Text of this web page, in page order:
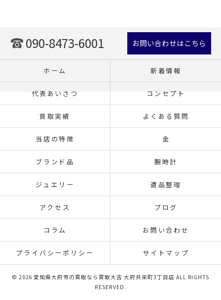
090-8473-6001 お問い合わせはこちら
ホーム 新着情報
代表あいさつ コンセプト
買取実績 よくある質問
当店の特徴 金
ブランド品 腕時計
ジュエリー 遺品整理
アクセス ブログ
コラム お問い合わせ
プライバシーポリシー サイトマップ
© 2026 愛知県大府市の買取なら買取大吉 大府共栄町3丁目店 ALL RIGHTS
RESERVED.